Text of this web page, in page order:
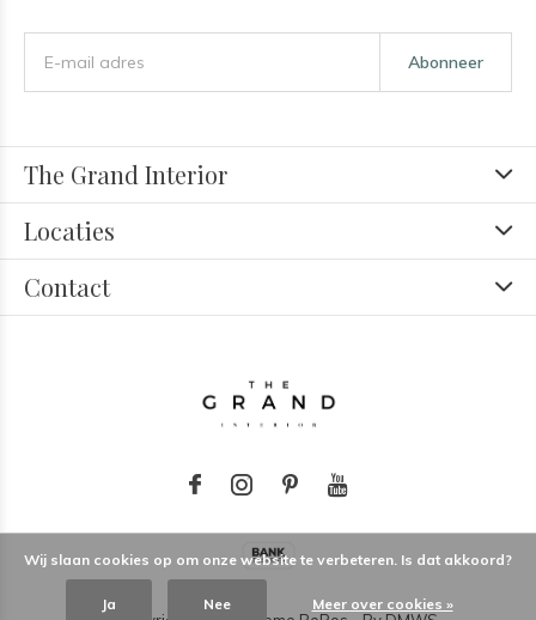
Abonneer
The Grand Interior
Locaties
Contact
Wij slaan cookies op om onze website te verbeteren. Is dat akkoord?
Ja Nee Meer over cookies »